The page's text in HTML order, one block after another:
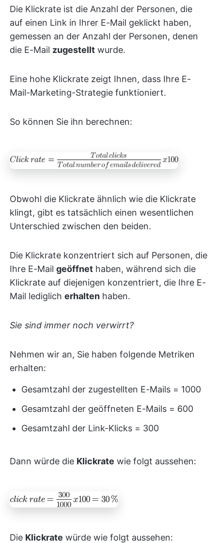
Die Klickrate ist die Anzahl der Personen, die
auf einen Link in Ihrer E-Mail geklickt haben,
gemessen an der Anzahl der Personen, denen
die E-Mail zugestellt wurde.
Eine hohe Klickrate zeigt Ihnen, dass Ihre E-
Mail-Marketing-Strategie funktioniert.
So können Sie ihn berechnen:
Obwohl die Klickrate ähnlich wie die Klickrate
klingt, gibt es tatsächlich einen wesentlichen
Unterschied zwischen den beiden.
Die Klickrate konzentriert sich auf Personen, die
Ihre E-Mail geöffnet haben, während sich die
Klickrate auf diejenigen konzentriert, die Ihre E-
Mail lediglich erhalten haben.
Sie sind immer noch verwirrt?
Nehmen wir an, Sie haben folgende Metriken
erhalten:
Gesamtzahl der zugestellten E-Mails = 1000
Gesamtzahl der geöffneten E-Mails = 600
Gesamtzahl der Link-Klicks = 300
Dann würde die Klickrate wie folgt aussehen:
Die Klickrate würde wie folgt aussehen: